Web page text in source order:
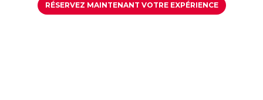
RÉSERVEZ MAINTENANT VOTRE EXPÉRIENCE